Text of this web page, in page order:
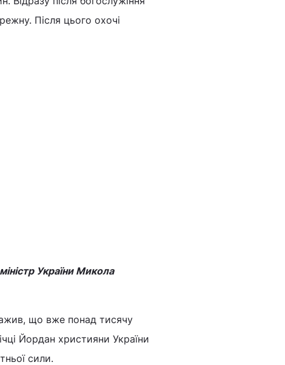
Після цього охочі
України Микола
що вже понад тисячу
Йордан християни України
сили.